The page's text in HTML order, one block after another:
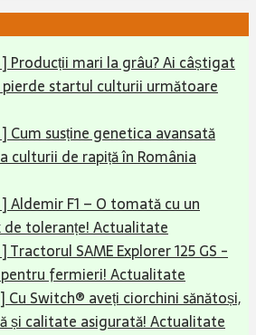
Producții mari la grâu? Ai câștigat
startul culturii următoare
Cum susține genetica avansată
de rapiță în România
Aldemir F1 – O tomată cu un
toleranțe!Actualitate
Tractorul SAME Explorer 125 GS -
fermieri!Actualitate
Cu Switch® aveți ciorchini sănătoși,
și calitate asigurată!Actualitate